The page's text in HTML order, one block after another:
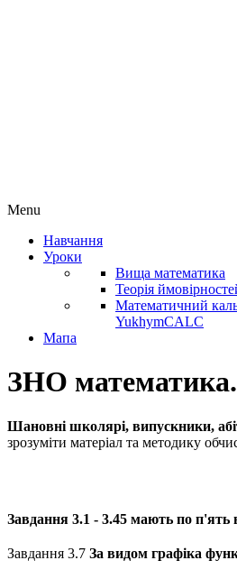
Menu
Навчання
Уроки
Вища математика
Теорія
Математичний
YukhymCALC
Мапа
ЗНО математика.
Шановні школярі, випускники,
зрозуміти матеріал та методику
Завдання 3.1 - 3.45 мають по п'ять
Завдання 3.7 За видом графіка